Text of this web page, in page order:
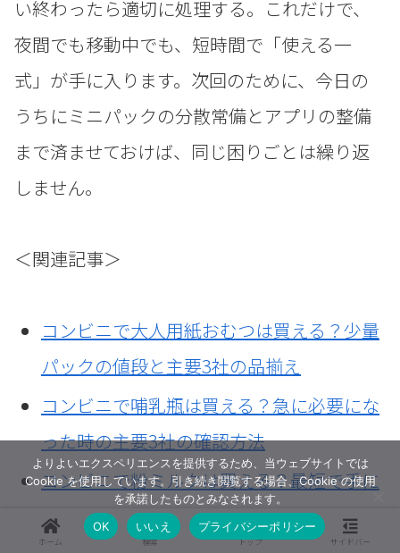
い終わったら適切に処理する。これだけで、
夜間でも移動中でも、短時間で「使える一
式」が手に入ります。次回のために、今日の
うちにミニパックの分散常備とアプリの整備
まで済ませておけば、同じ困りごとは繰り返
しません。
＜関連記事＞
コンビニで大人用紙おむつは買える？少量
パックの値段と主要3社の品揃え
コンビニで哺乳瓶は買える？急に必要にな
った時の主要3社の確認方法
コンビニで粉ミルクは買える？最短で手に
入れる方法と主要3社の在庫確認のコツ
ホーム 検索 トップ サイドバー
よりよいエクスペリエンスを提供するため、当ウェブサイトでは
Cookie を使用しています。引き続き閲覧する場合、Cookie の使用
を承諾したものとみなされます。
OK
いいえ プライバシーポリシー